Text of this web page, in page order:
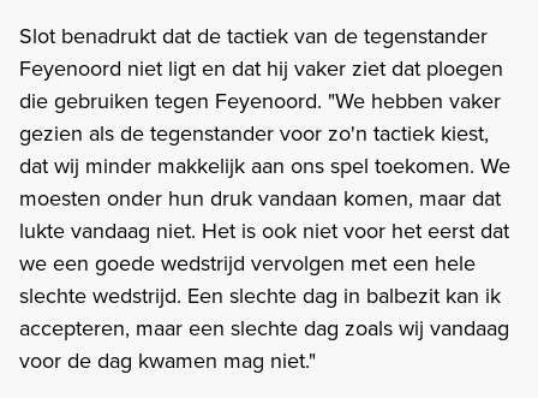
Slot benadrukt dat de tactiek van de tegenstander
Feyenoord niet ligt en dat hij vaker ziet dat ploegen
die gebruiken tegen Feyenoord. "We hebben vaker
gezien als de tegenstander voor zo'n tactiek kiest,
dat wij minder makkelijk aan ons spel toekomen. We
moesten onder hun druk vandaan komen, maar dat
lukte vandaag niet. Het is ook niet voor het eerst dat
we een goede wedstrijd vervolgen met een hele
slechte wedstrijd. Een slechte dag in balbezit kan ik
accepteren, maar een slechte dag zoals wij vandaag
voor de dag kwamen mag niet."